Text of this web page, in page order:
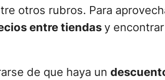
otros rubros. Para
entre tiendas y
de que haya un